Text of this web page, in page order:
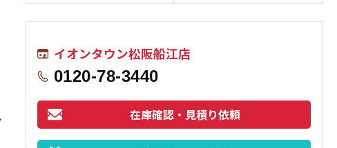
す！！ 在庫に無いお車もお探ししますのでご相談下さいませ。 ■□■□■
イオンタウン松阪船江店
0120-78-3440
在庫確認・見積り依頼